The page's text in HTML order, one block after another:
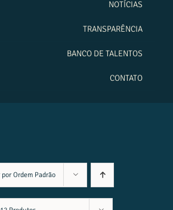
NOTÍCIAS
TRANSPARÊNCIA
BANCO DE TALENTOS
CONTATO
por Ordem Padrão